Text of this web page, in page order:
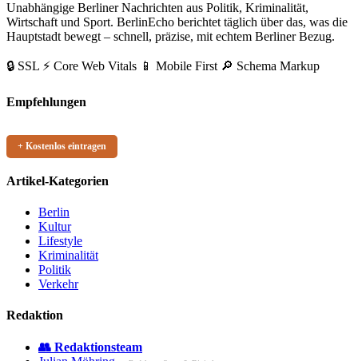
Unabhängige Berliner Nachrichten aus Politik, Kriminalität,
Wirtschaft und Sport. BerlinEcho berichtet täglich über das, was die
Hauptstadt bewegt – schnell, präzise, mit echtem Berliner Bezug.
🔒 SSL ⚡ Core Web Vitals 📱 Mobile First 🔎 Schema Markup
Empfehlungen
+ Kostenlos eintragen
Artikel-Kategorien
Berlin
Kultur
Lifestyle
Kriminalität
Politik
Verkehr
Redaktion
👥 Redaktionsteam